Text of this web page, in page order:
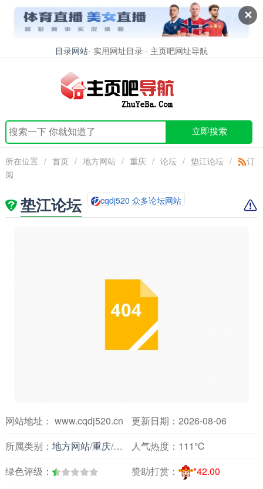
✕
目录网站- 实用网址目录 - 主页吧网址导航
立即搜索
所在位置 / 首页 / 地方网站 / 重庆 / 论坛 / 垫江论坛 /
订
阅
垫江论坛 cqdj520 众多论坛网站
网站地址： www.cqdj520.cn
更新日期：2026-08-06
所属类别： 地方网站/重庆/论坛 人气热度： 111℃
绿色评级：
赞助打赏： *42.00